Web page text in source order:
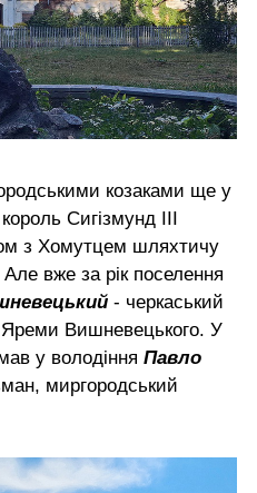
козаками ще у
Сигізмунд ІІІ
з Хомутцем шляхтичу
вже за рік поселення
- черкаський
Яреми Вишневецького. У
у володіння Павло
миргородський